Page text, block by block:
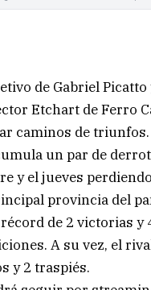
de Gabriel
Etchart de Ferro
caminos de triunfos.
un par de
y el jueves
provincia del
de 2 victorias
A su vez, el
y 2 traspiés.